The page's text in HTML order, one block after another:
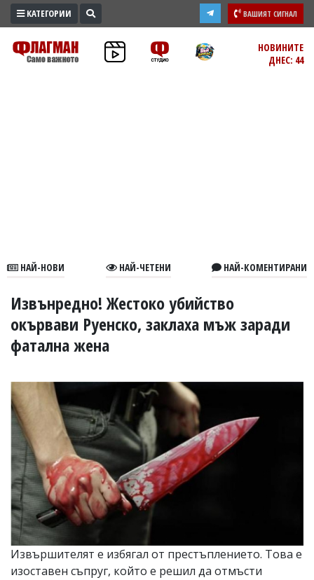
ПРОМО
ЗОНА
В
УКРАЙНА
СПОРТ
РАЗСЛЕДВАНЕ
БИЗНЕС
ЮГ
Управители:
Веселин
Василев,
email:
v.vasilev@flagman.bg
Катя
Касабова,
еmail:k.kassabova@flagman.bg
Главен
редактор:
КАТЕГОРИИ ВАШИЯТ СИГНАЛ
НОВИНИТЕ
ДНЕС: 44
НАЙ-НОВИ НАЙ-ЧЕТЕНИ НАЙ-КОМЕНТИРАНИ
Извънредно! Жестоко убийство
окървави Руенско, заклаха мъж заради
фатална жена
Извършителят е избягал от престъплението. Това е
изоставен съпруг, който е решил да отмъсти